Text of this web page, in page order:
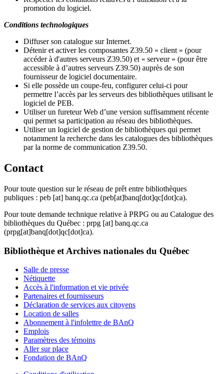
promotion du logiciel.
Conditions technologiques
Diffuser son catalogue sur Internet.
Détenir et activer les composantes Z39.50 « client » (pour
accéder à d'autres serveurs Z39.50) et « serveur » (pour être
accessible à d’autres serveurs Z39.50) auprès de son
fournisseur de logiciel documentaire.
Si elle possède un coupe-feu, configurer celui-ci pour
permettre l’accès par les serveurs des bibliothèques utilisant le
logiciel de PEB.
Utiliser un fureteur Web d’une version suffisamment récente
qui permet sa participation au réseau des bibliothèques.
Utiliser un logiciel de gestion de bibliothèques qui permet
notamment la recherche dans les catalogues des bibliothèques
par la norme de communication Z39.50.
Contact
Pour toute question sur le réseau de prêt entre bibliothèques
publiques : peb [at] banq.qc.ca (peb[at]banq[dot]qc[dot]ca).
Pour toute demande technique relative à PRPG ou au Catalogue des
bibliothèques du Québec : prpg [at] banq.qc.ca
(prpg[at]banq[dot]qc[dot]ca).
Bibliothèque et Archives nationales du Québec
Salle de presse
Nétiquette
Accès à l'information et vie privée
Partenaires et fournisseurs
Déclaration de services aux citoyens
Location de salles
Abonnement à l'infolettre de BAnQ
Emplois
Paramètres des témoins
Aller sur place
Fondation de BAnQ